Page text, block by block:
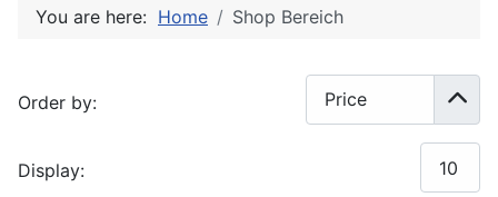
You are here: Home Shop Bereich
Order by:
Display: